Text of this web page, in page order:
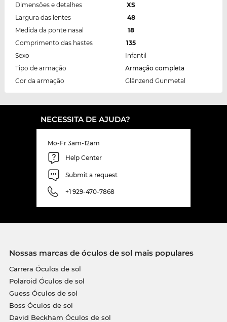
Dimensões e detalhes
XS
Largura das lentes
48
Medida da ponte nasal
18
Comprimento das hastes
135
Sexo
Infantil
Tipo de armação
Armação completa
Cor da armação
Glänzend Gunmetal
NECESSITA DE AJUDA?
Mo-Fr 3am-12am
Help Center
Submit a request
+1 929-470-7868
Nossas marcas de óculos de sol mais populares
Carrera Óculos de sol
Polaroid Óculos de sol
Guess Óculos de sol
Boss Óculos de sol
David Beckham Óculos de sol